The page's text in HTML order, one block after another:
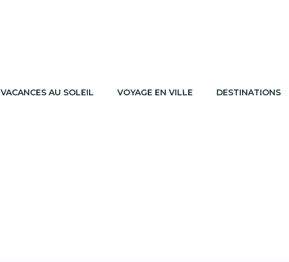
VACANCES AU SOLEIL VOYAGE EN VILLE DESTINATIONS